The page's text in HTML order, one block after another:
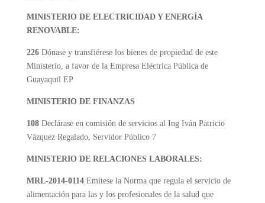
MINISTERIO DE ELECTRICIDAD Y ENERGÍA
RENOVABLE:
226Dónase y transfiérese los bienes de propiedad de este
Ministerio, a favor de la Empresa Eléctrica Pública de
Guayaquil EP
MINISTERIO DE FINANZAS
108 Declárase en comisión de servicios al Ing Iván Patricio
Vázquez Regalado, Servidor Público 7
MINISTERIO DE RELACIONES LABORALES:
MRL-2014-0114Emítese la Norma que regula el servicio de
alimentación para las y los profesionales de la salud que